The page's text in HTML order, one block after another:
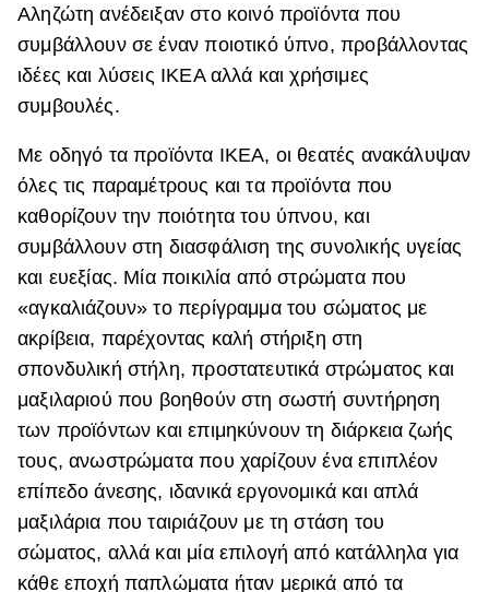
Women's Forum
Γάμος
Market News
Αληζώτη ανέδειξαν στο κοινό προϊόντα που
συμβάλλουν σε έναν ποιοτικό ύπνο, προβάλλοντας
ιδέες και λύσεις ΙΚΕΑ αλλά και χρήσιμες
συμβουλές.
Με οδηγό τα προϊόντα ΙΚΕΑ, οι θεατές ανακάλυψαν
όλες τις παραμέτρους και τα προϊόντα που
καθορίζουν την ποιότητα του ύπνου, και
συμβάλλουν στη διασφάλιση της συνολικής υγείας
και ευεξίας. Μία ποικιλία από στρώματα που
«αγκαλιάζουν» το περίγραμμα του σώματος με
ακρίβεια, παρέχοντας καλή στήριξη στη
σπονδυλική στήλη, προστατευτικά στρώματος και
μαξιλαριού που βοηθούν στη σωστή συντήρηση
των προϊόντων και επιμηκύνουν τη διάρκεια ζωής
τους, ανωστρώματα που χαρίζουν ένα επιπλέον
επίπεδο άνεσης, ιδανικά εργονομικά και απλά
μαξιλάρια που ταιριάζουν με τη στάση του
σώματος, αλλά και μία επιλογή από κατάλληλα για
κάθε εποχή παπλώματα ήταν μερικά από τα